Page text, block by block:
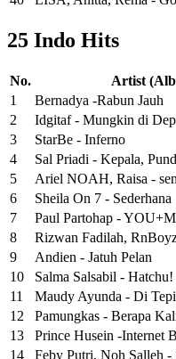
25 Indo Hits
No.
Artist
1
Bernadya -Rabun Jauh
2
Idgitaf - Mungkin di
3
StarBe - Inferno
4
Sal Priadi - Kepala,
5
Ariel NOAH, Raisa -
6
Sheila On 7 - Sederhana
7
Paul Partohap -
8
Rizwan Fadilah,
9
Andien - Jatuh Pelan
10
Salma Salsabil - Hatchu!
11
Maudy Ayunda - Di
12
Pamungkas - Berapa
13
Prince Husein -Internet
14
Feby Putri, Noh Salleh -